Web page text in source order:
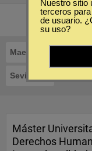
Maestrías
Sevilla
Máster
Derechos
Nuestro sitio
terceros
de usuario.
su uso?